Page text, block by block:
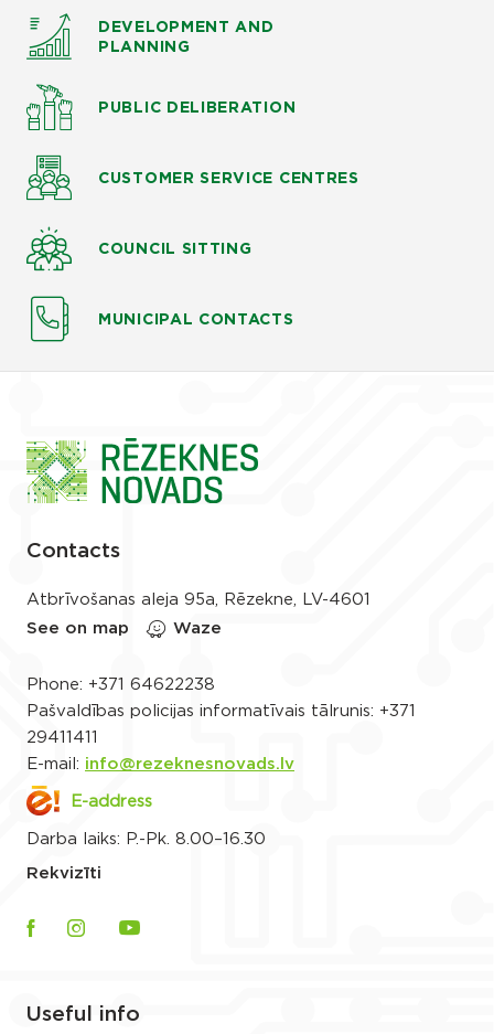
DEVELOPMENT AND
PLANNING
PUBLIC DELIBERATION
CUSTOMER SERVICE CENTRES
COUNCIL SITTING
MUNICIPAL CONTACTS
Contacts
Atbrīvošanas aleja 95a, Rēzekne, LV-4601
See on map
Waze
Phone: +371 64622238
Pašvaldības policijas informatīvais tālrunis: +371
29411411
E-mail: info@rezeknesnovads.lv
E-address
Darba laiks: P.-Pk. 8.00–16.30
Rekvizīti
Useful info